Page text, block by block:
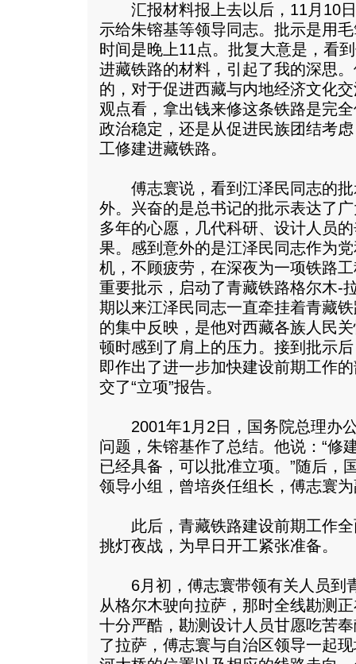
汇报材料报上去以后，11月10日
示给朱镕基等领导同志。批示是用
时间是晚上11点。批复大意是，看
进藏铁路的材料，引起了我的深思
的，对于促进西藏与内地经济文化
观点看，拿出钱来修这条铁路是完
政治稳定，还是从促进民族团结考
工修建进藏铁路。
傅志寰说，看到江泽民同志的批
外。兴奋的是总书记的批示表达了
多年的心愿，几代科研、设计人员
果。感到意外的是江泽民同志作为
机，不顾疲劳，在深夜为一项铁路
重要批示，启动了青藏铁路格尔木-
期以来江泽民同志一直牵挂着青藏
的集中反映，是他对西藏各族人民
顿时感到了肩上的压力。接到批示
即作出了进一步加快建设前期工作
交了“立项”报告。
2001年1月2日，国务院总理办公
问题，朱镕基作了总结。他说：“修
已经具备，可以批准立项。”随后，
领导小组，曾培炎任组长，傅志寰
此后，青藏铁路建设前期工作全
挑灯夜战，为早日开工紧张准备。
6月初，傅志寰带领有关人员到
从格尔木驶向拉萨，那时全线勘测
十分严酷，勘测设计人员甘愿吃苦
了拉萨，傅志寰与自治区领导一起